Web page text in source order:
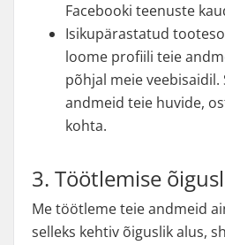
Facebooki teenuste
Isikupärastatud
loome profiili teie
põhjal meie veebisaidil.
andmeid teie huvide,
kohta.
3. Töötlemise
Me töötleme teie andmeid
selleks kehtiv õiguslik alus,